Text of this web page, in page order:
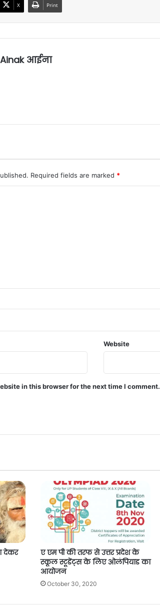
X Print
आईना
Required fields are marked *
Website
in this browser for the next time I comment.
देकर
ए एम पी की तरफ से उत्तर प्रदेश के
स्कूल स्टूडेंट्स के लिए ओलंपियाड का
आयोजन
October 30, 2020